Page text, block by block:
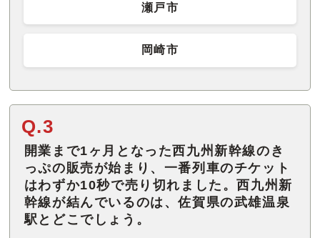
瀬戸市
岡崎市
Q.3
開業まで1ヶ月となった西九州新幹線のき
っぷの販売が始まり、一番列車のチケット
はわずか10秒で売り切れました。西九州新
幹線が結んでいるのは、佐賀県の武雄温泉
駅とどこでしょう。